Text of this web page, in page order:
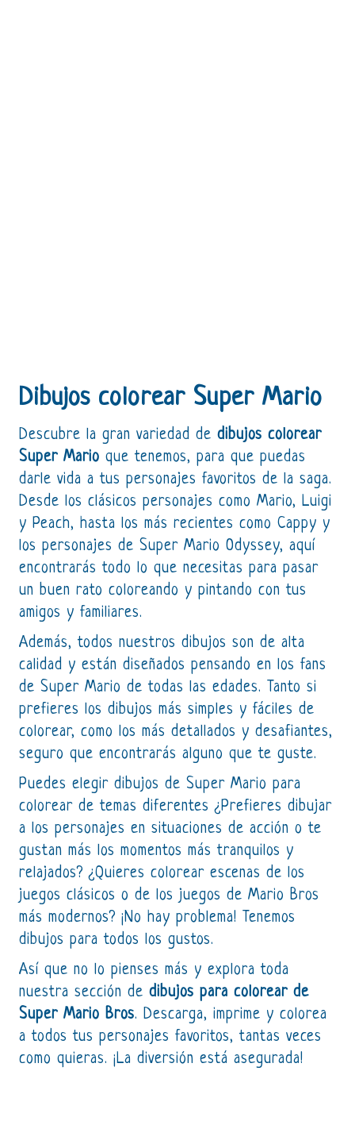
Dibujos colorear Super Mario
Descubre la gran variedad dedibujos colorear
Super Mario que tenemos, para que puedas
darle vida a tus personajes favoritos de la saga.
Desde los clásicos personajes como Mario, Luigi
y Peach, hasta los más recientes como Cappy y
los personajes de Super Mario Odyssey, aquí
encontrarás todo lo que necesitas para pasar
un buen rato coloreando y pintando con tus
amigos y familiares.
Además, todos nuestros dibujos son de alta
calidad y están diseñados pensando en los fans
de Super Mario de todas las edades. Tanto si
prefieres los dibujos más simples y fáciles de
colorear, como los más detallados y desafiantes,
seguro que encontrarás alguno que te guste.
Puedes elegir dibujos de Super Mario para
colorear de temas diferentes ¿Prefieres dibujar
a los personajes en situaciones de acción o te
gustan más los momentos más tranquilos y
relajados? ¿Quieres colorear escenas de los
juegos clásicos o de los juegos de Mario Bros
más modernos? ¡No hay problema! Tenemos
dibujos para todos los gustos.
Así que no lo pienses más y explora toda
nuestra sección dedibujos para colorear de
Super Mario Bros. Descarga, imprime y colorea
a todos tus personajes favoritos, tantas veces
como quieras. ¡La diversión está asegurada!